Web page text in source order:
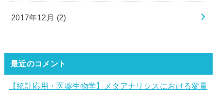
2017年12月 (2)
最近のコメント
【統計応用・医薬生物学】メタアナリシスにおける変量